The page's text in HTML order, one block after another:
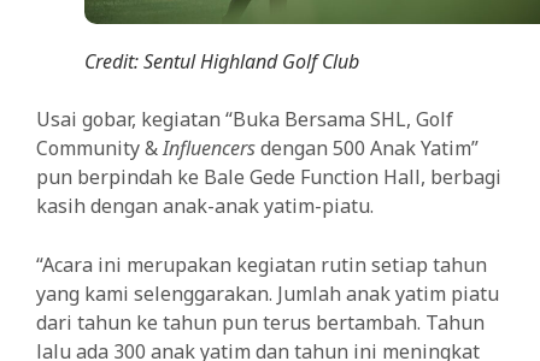
Credit: Sentul Highland Golf Club
Usai gobar, kegiatan “Buka Bersama SHL, Golf
Community &Influencersdengan 500 Anak Yatim”
pun berpindah ke Bale Gede Function Hall, berbagi
kasih dengan anak-anak yatim-piatu.
“Acara ini merupakan kegiatan rutin setiap tahun
yang kami selenggarakan. Jumlah anak yatim piatu
dari tahun ke tahun pun terus bertambah. Tahun
lalu ada 300 anak yatim dan tahun ini meningkat